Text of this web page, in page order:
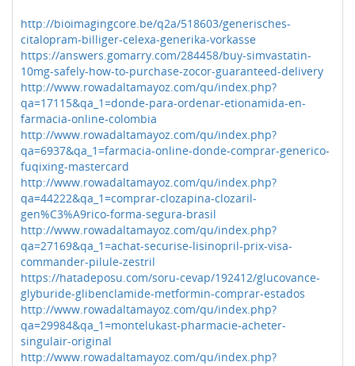
http://bioimagingcore.be/q2a/518603/generisches-
citalopram-billiger-celexa-generika-vorkasse
https://answers.gomarry.com/284458/buy-simvastatin-
10mg-safely-how-to-purchase-zocor-guaranteed-delivery
http://www.rowadaltamayoz.com/qu/index.php?
qa=17115&qa_1=donde-para-ordenar-etionamida-en-
farmacia-online-colombia
http://www.rowadaltamayoz.com/qu/index.php?
qa=6937&qa_1=farmacia-online-donde-comprar-generico-
fuqixing-mastercard
http://www.rowadaltamayoz.com/qu/index.php?
qa=44222&qa_1=comprar-clozapina-clozaril-
gen%C3%A9rico-forma-segura-brasil
http://www.rowadaltamayoz.com/qu/index.php?
qa=27169&qa_1=achat-securise-lisinopril-prix-visa-
commander-pilule-zestril
https://hatadeposu.com/soru-cevap/192412/glucovance-
glyburide-glibenclamide-metformin-comprar-estados
http://www.rowadaltamayoz.com/qu/index.php?
qa=29984&qa_1=montelukast-pharmacie-acheter-
singulair-original
http://www.rowadaltamayoz.com/qu/index.php?